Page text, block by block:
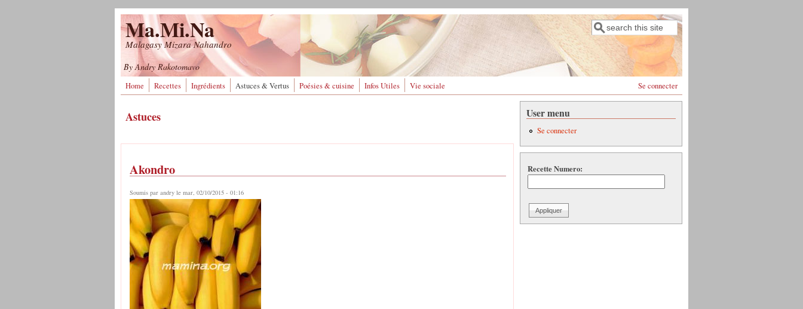
Ma.Mi.Na
Malagasy Mizara Nahandro
Formulaire de recherche
Rechercher
By Andry Rakotomavo
Home Recettes Ingrédients Astuces & Vertus Poésies & cuisine Infos Utiles Vie sociale Se connecter
Astuces
Akondro
Soumis par andry le mar, 02/10/2015 - 01:16
User menu
Se connecter
Recette Numero: